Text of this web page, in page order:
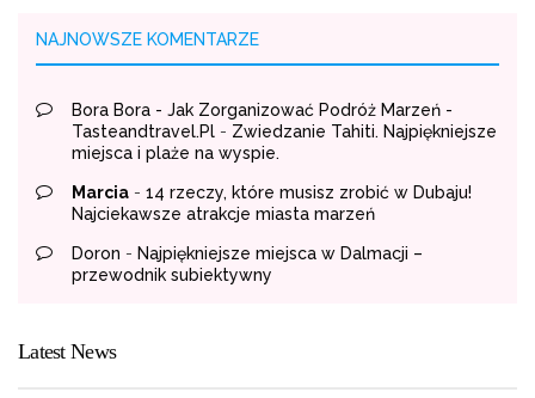
NAJNOWSZE KOMENTARZE
Bora Bora - Jak Zorganizować Podróż Marzeń -
Tasteandtravel.pl - Zwiedzanie Tahiti. Najpiękniejsze
miejsca i plaże na wyspie.
Marcia - 14 rzeczy, które musisz zrobić w Dubaju!
Najciekawsze atrakcje miasta marzeń
Doron - Najpiękniejsze miejsca w Dalmacji –
przewodnik subiektywny
Latest News